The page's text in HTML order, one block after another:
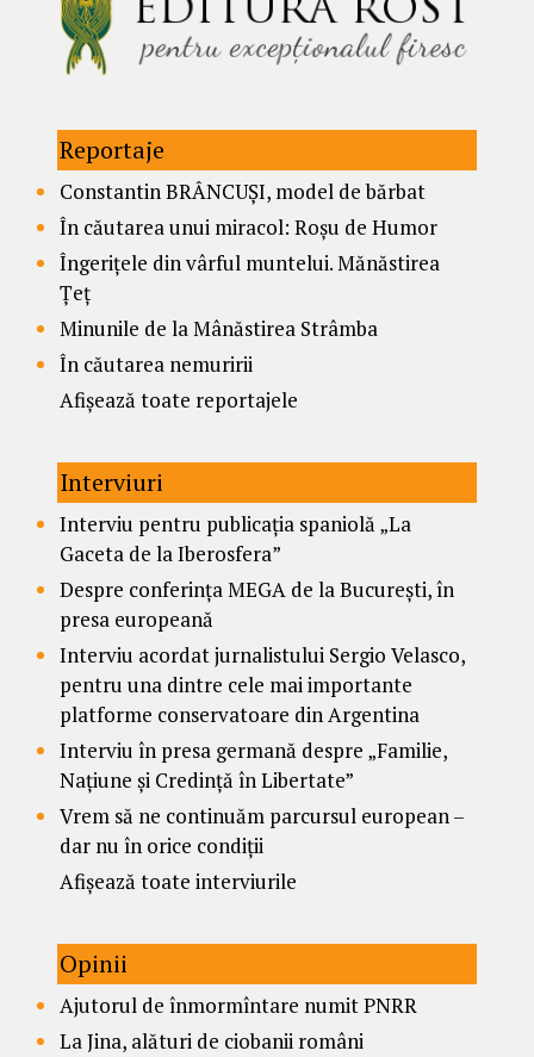
Reportaje
Constantin BRÂNCUȘI, model de bărbat
În căutarea unui miracol: Roșu de Humor
Îngerițele din vârful muntelui. Mănăstirea
Țeț
Minunile de la Mânăstirea Strâmba
În căutarea nemuririi
Afișează toate reportajele
Interviuri
Interviu pentru publicația spaniolă „La
Gaceta de la Iberosfera”
Despre conferința MEGA de la București, în
presa europeană
Interviu acordat jurnalistului Sergio Velasco,
pentru una dintre cele mai importante
platforme conservatoare din Argentina
Interviu în presa germană despre „Familie,
Națiune și Credință în Libertate”
Vrem să ne continuăm parcursul european –
dar nu în orice condiții
Afișează toate interviurile
Opinii
Ajutorul de înmormîntare numit PNRR
La Jina, alături de ciobanii români